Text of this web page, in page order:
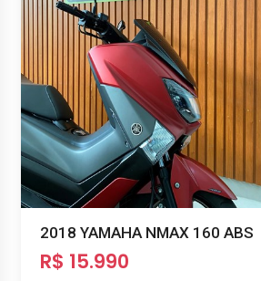
2018 YAMAHA NMAX 160 ABS
R$ 15.990